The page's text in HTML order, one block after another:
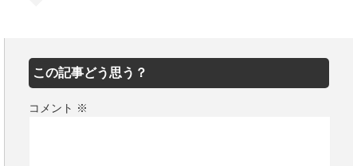
この記事どう思う？
コメント ※